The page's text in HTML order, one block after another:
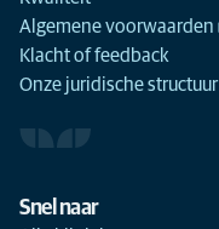
Algemene voorwaarden
Klacht of feedback
Onze juridische structuur
Snel naar